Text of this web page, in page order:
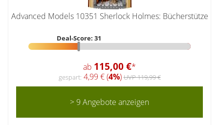
Advanced Models 10351 Sherlock Holmes: Bücherstütze
Deal-Score: 31
ab 115,00 €*
gespart: 4,99 € (4%)UVP 119,99 €
> 9 Angebote anzeigen